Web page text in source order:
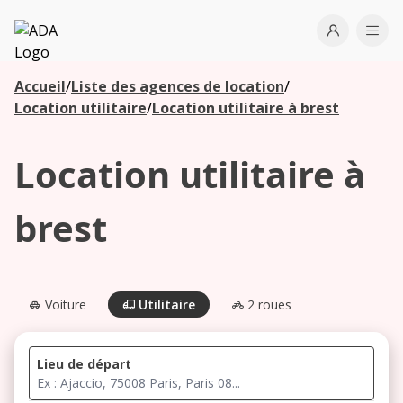
ADA
Open
Accueil/Liste des agences de location/
Location utilitaire/Location utilitaire à brest
Location utilitaire à
brest
Voiture Utilitaire 2 roues
Lieu de départ
Les
agences à
Commencez
votre
agences à